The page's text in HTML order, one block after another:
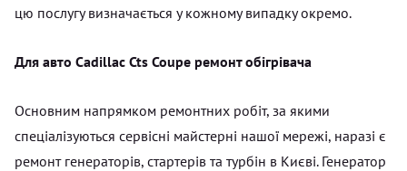
цю послугу визначається у кожному випадку окремо.
Для авто Cadillac Cts Coupe ремонт обігрівача
Основним напрямком ремонтних робіт, за якими
спеціалізуються сервісні майстерні нашої мережі, наразі є
ремонт генераторів, стартерів та турбін в Києві. Генератор